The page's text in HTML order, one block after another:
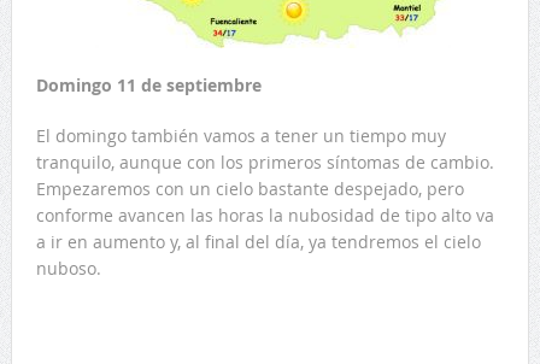
Domingo 11 de septiembre
El domingo también vamos a tener un tiempo muy
tranquilo, aunque con los primeros síntomas de cambio.
Empezaremos con un cielo bastante despejado, pero
conforme avancen las horas la nubosidad de tipo alto va
a ir en aumento y, al final del día, ya tendremos el cielo
nuboso.